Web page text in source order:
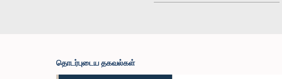
தொடர்புடைய தகவல்கள்